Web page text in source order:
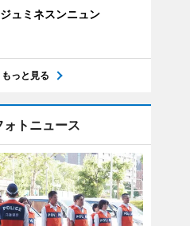
ジュミネスンニュン
もっと見る
ォトニュース